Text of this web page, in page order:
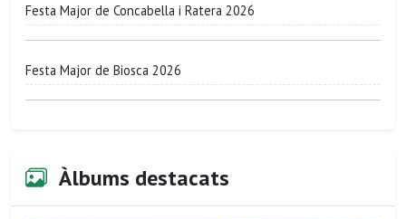
Festa Major de Concabella i Ratera 2026
Festa Major de Biosca 2026
Àlbums destacats